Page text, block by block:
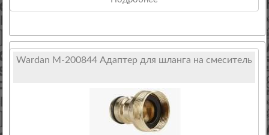
Wardan М-200844 Адаптер для шланга на смеситель